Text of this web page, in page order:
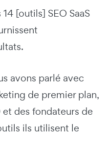
[outils] SEO SaaS
avons parlé avec
de premier plan,
et des fondateurs de
ils utilisent le